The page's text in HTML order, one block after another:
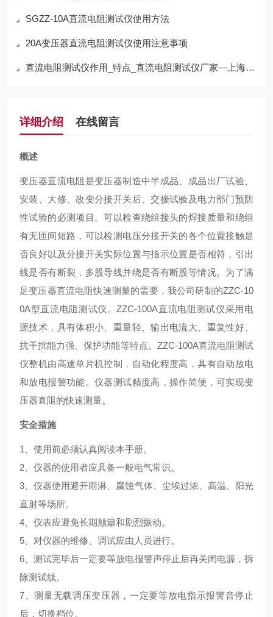
SGZZ-10A直流电阻测试仪使用方法
20A变压器直流电阻测试仪使用注意事项
直流电阻测试仪作用_特点_直流电阻测试仪厂家—上海晟皋电气
详细介绍 在线留言
概述
变压器直流电阻是变压器制造中半成品、成品出厂试验、
安装、大修、改变分接开关后、交接试验及电力部门预防
性试验的必测项目。可以检查绕组接头的焊接质量和绕组
有无匝间短路，可以检测电压分接开关的各个位置接触是
否良好以及分接开关实际位置与指示位置是否相符，引出
线是否有断裂，多股导线并绕是否有断股等情况。为了满
足变压器直流电阻快速测量的需要，我公司研制的ZZC-10
0A型直流电阻测试仪。ZZC-100A直流电阻测试仪采用电
源技术，具有体积小、重量轻、输出电流大、重复性好、
抗干扰能力强、保护功能等特点。ZZC-100A直流电阻测试
仪整机由高速单片机控制，自动化程度高，具有自动放电
和放电报警功能。仪器测试精度高，操作简便，可实现变
压器直阻的快速测量。
安全措施
1、使用前必须认真阅读本手册。
2、仪器的使用者应具备一般电气常识。
3、仪器使用避开雨淋、腐蚀气体、尘埃过浓、高温、阳光
直射等场所。
4、仪表应避免长期颠簸和剧烈振动。
5、对仪器的维修、调试应由人员进行。
6、测试完毕后一定要等放电报警声停止后再关闭电源，拆
除测试线。
7、测量无载调压变压器，一定要等放电指示报警音停止
后，切换档位。